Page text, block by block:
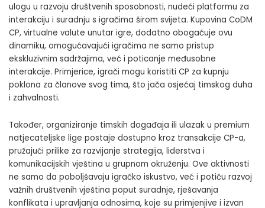
ulogu u razvoju društvenih sposobnosti, nudeći platformu za
interakciju i suradnju s igračima širom svijeta. Kupovina CoDM
CP, virtualne valute unutar igre, dodatno obogaćuje ovu
dinamiku, omogućavajući igračima ne samo pristup
ekskluzivnim sadržajima, već i poticanje međusobne
interakcije. Primjerice, igrači mogu koristiti CP za kupnju
poklona za članove svog tima, što jača osjećaj timskog duha
i zahvalnosti.
Također, organiziranje timskih događaja ili ulazak u premium
natjecateljske lige postaje dostupno kroz transakcije CP-a,
pružajući prilike za razvijanje strategija, liderstva i
komunikacijskih vještina u grupnom okruženju. Ove aktivnosti
ne samo da poboljšavaju igračko iskustvo, već i potiču razvoj
važnih društvenih vještina poput suradnje, rješavanja
konflikata i upravljanja odnosima, koje su primjenjive i izvan